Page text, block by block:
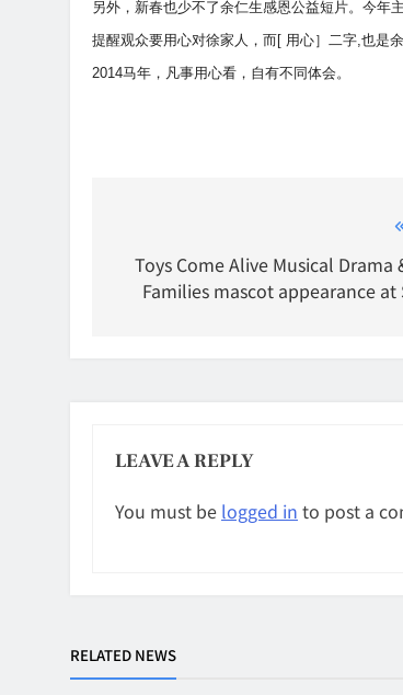
另外，新春也少不了余仁生感恩公益短片。今年
提醒观众要用心对徐家人，而[ 用心］二字,也是
2014马年，凡事用心看，自有不同体会。
navigation
Toys Come Alive Musical Drama
Families mascot appearance
LEAVE A REPLY
You must be logged in to post a
RELATED NEWS